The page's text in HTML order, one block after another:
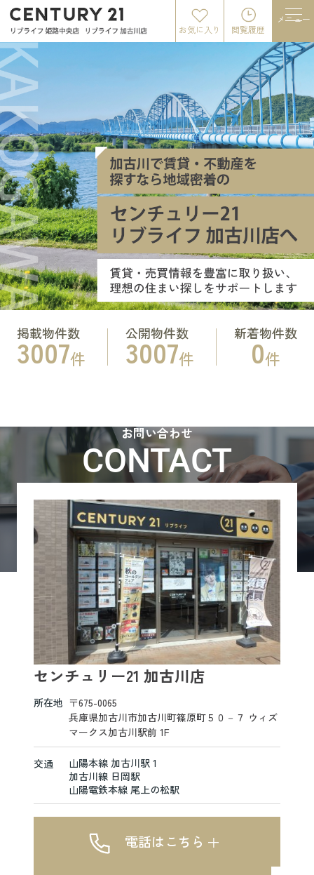
お気に入り 閲覧履歴
メニュー
掲載物件数
3007件
公開物件数
3007件
新着物件数
0件
お問い合わせ
CONTACT
センチュリー21 加古川店
所在地 〒675-0065
兵庫県加古川市加古川町篠原町５０－７ ウィズ
マークス加古川駅前 1F
交通
山陽本線 加古川駅 1
加古川線 日岡駅
山陽電鉄本線 尾上の松駅
電話はこちら